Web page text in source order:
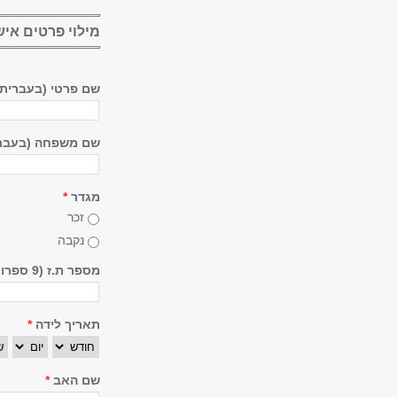
מילוי פרטים
שם פרטי
שם משפחה
מגדר*
זכר
נקבה
מספר ת.ז (9 ספרות)
תאריך לידה*
חודש
יום
שם האב*